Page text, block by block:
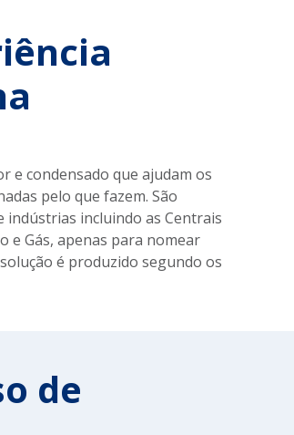
e condensado que ajudam os
pelo que fazem. São
indústrias incluindo as Centrais
e Gás, apenas para nomear
é produzido segundo os
de